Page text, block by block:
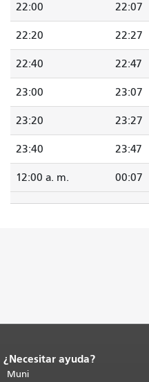
22:00 22:07
22:20 22:27
22:40 22:47
23:00 23:07
23:20 23:27
23:40 23:47
12:00 a. m. 00:07
Fin del contenido de la página.
de esta página se repite en todas las
¿Necesitar ayuda?
Muni